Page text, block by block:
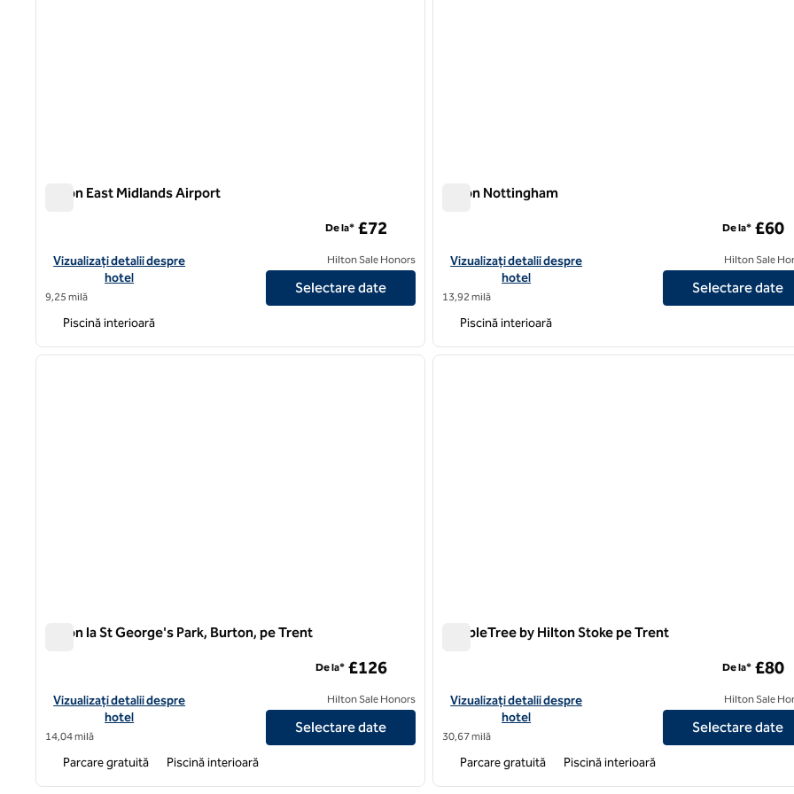
Hilton East Midlands Airport
Vizualizați detaliile hotelului pentru Hilton East Midlands Airport
Vizualizați detalii despre
hotel
9,25 milă
De la* £72
Hilton Sale Honors
Selectare date
Piscină interioară
Hilton Nottingham
Vizualizați detaliile hotelului Hilton Nottingham
Vizualizați detalii despre
hotel
13,92 milă
De la* £60
Hilton Sale
Selectare date
Piscină interioară
1 din 12
imaginea următoare
Hilton la St George's Park, Burton, pe Trent
Vizualizați detaliile hotelului Hilton în St George's Park, Burton, pe Trent
Vizualizați detalii despre
hotel
14,04 milă
De la* £126
Hilton Sale Honors
Selectare date
Parcare gratuită Piscină interioară
1 din 12
DoubleTree by Hilton Stoke pe Trent
Vizualizați detaliile hotelului pentru DoubleTree by Hilton Stoke
Vizualizați detalii despre
hotel
30,67 milă
De la* £80
Hilton Sale
Selectare date
Parcare gratuită Piscină interioară